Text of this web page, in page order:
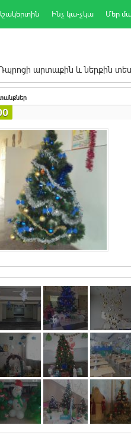
Ինչ կա-չկա Մեր
արտաքին և ներքին